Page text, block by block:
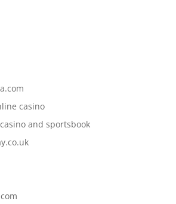
casino
and sportsbook